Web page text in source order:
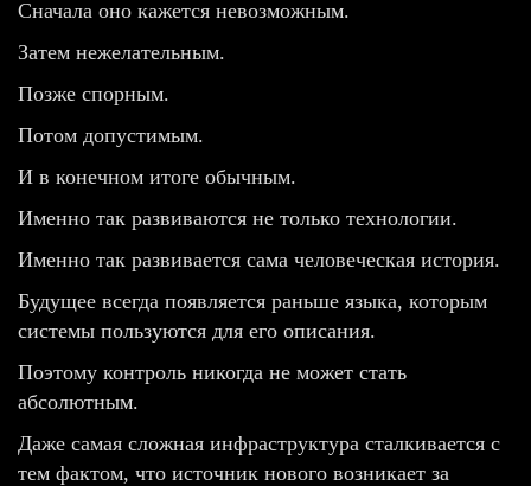
Сначала оно кажется невозможным.
Затем нежелательным.
Позже спорным.
Потом допустимым.
И в конечном итоге обычным.
Именно так развиваются не только технологии.
Именно так развивается сама человеческая история.
Будущее всегда появляется раньше языка, которым
системы пользуются для его описания.
Поэтому контроль никогда не может стать
абсолютным.
Даже самая сложная инфраструктура сталкивается с
тем фактом, что источник нового возникает за